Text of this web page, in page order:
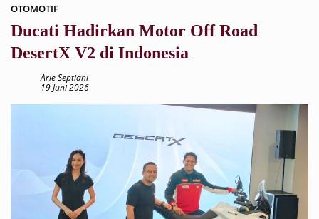
OTOMOTIF
Ducati Hadirkan Motor Off Road
DesertX V2 di Indonesia
Arie Septiani
19 Juni 2026